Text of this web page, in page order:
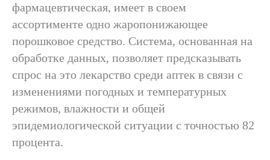
фармацевтическая, имеет в своем
ассортименте одно жаропонижающее
порошковое средство. Система, основанная на
обработке данных, позволяет предсказывать
спрос на это лекарство среди аптек в связи с
изменениями погодных и температурных
режимов, влажности и общей
эпидемиологической ситуации с точностью 82
процента.